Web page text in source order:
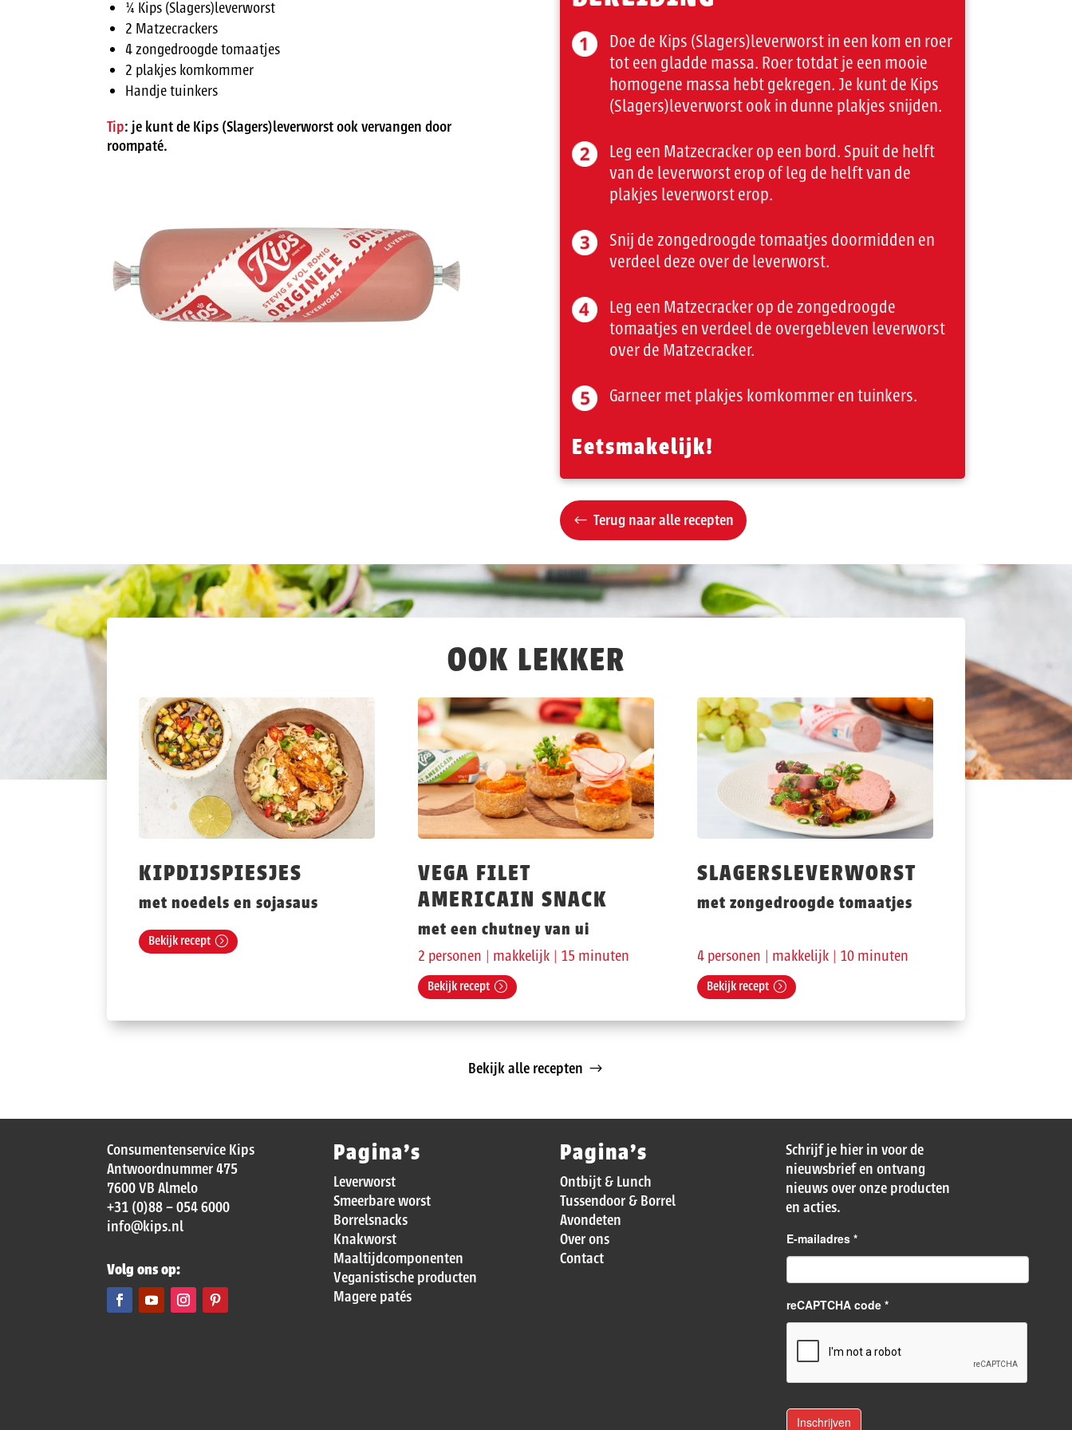
¼ Kips (Slagers)leverworst
2 Matzecrackers
4 zongedroogde tomaatjes
2 plakjes komkommer
Handje tuinkers
Tip: je kunt de Kips (Slagers)leverworst ook vervangen door
roompaté.
Doe de Kips (Slagers)leverworst in een kom en roer
tot een gladde massa. Roer totdat je een mooie
homogene massa hebt gekregen. Je kunt de Kips
(Slagers)leverworst ook in dunne plakjes snijden.
Leg een Matzecracker op een bord. Spuit de helft
van de leverworst erop of leg de helft van de
plakjes leverworst erop.
Snij de zongedroogde tomaatjes doormidden en
verdeel deze over de leverworst.
Leg een Matzecracker op de zongedroogde
tomaatjes en verdeel de overgebleven leverworst
over de Matzecracker.
Garneer met plakjes komkommer en tuinkers.
Eetsmakelijk!
Terug naar alle recepten
OOK LEKKER
KIPDIJSPIESJES
met noedels en sojasaus
Bekijk recept
VEGA FILET
AMERICAIN SNACK
met een chutney van ui
2 personen | makkelijk | 15 minuten
Bekijk recept
SLAGERSLEVERWORST
met zongedroogde tomaatjes
4 personen | makkelijk | 10 minuten
Bekijk recept
Bekijk alle recepten
Consumentenservice Kips
Antwoordnummer 475
7600 VB Almelo
+31 (0)88 – 054 6000
info@kips.nl
Volg ons op:
Pagina’s
Leverworst
Smeerbare worst
Borrelsnacks
Knakworst
Maaltijdcomponenten
Veganistische producten
Magere patés
Pagina’s
Ontbijt & Lunch
Tussendoor & Borrel
Avondeten
Over ons
Contact
Schrijf je hier in voor de
nieuwsbrief en ontvang
nieuws over onze producten
en acties.
E-mailadres*
reCAPTCHA code *